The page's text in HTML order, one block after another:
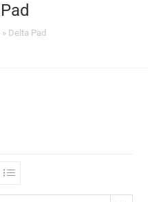
» Delta Pad